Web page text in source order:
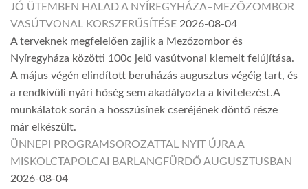
JÓ ÜTEMBEN HALAD A NYÍREGYHÁZA–MEZŐZOMBOR
VASÚTVONAL KORSZERŰSÍTÉSE 2026-08-04
A terveknek megfelelően zajlik a Mezőzombor és
Nyíregyháza közötti 100c jelű vasútvonal kiemelt felújítása.
A május végén elindított beruházás augusztus végéig tart, és
a rendkívüli nyári hőség sem akadályozta a kivitelezést.A
munkálatok során a hosszúsínek cseréjének döntő része
már elkészült.
ÜNNEPI PROGRAMSOROZATTAL NYIT ÚJRA A
MISKOLCTAPOLCAI BARLANGFÜRDŐ AUGUSZTUSBAN
2026-08-04